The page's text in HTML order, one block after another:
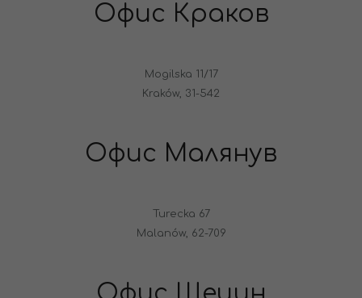
Офис Краков
Mogilska 11/17
Kraków, 31-542
Офис Малянув
Turecka 67
Malanów, 62-709